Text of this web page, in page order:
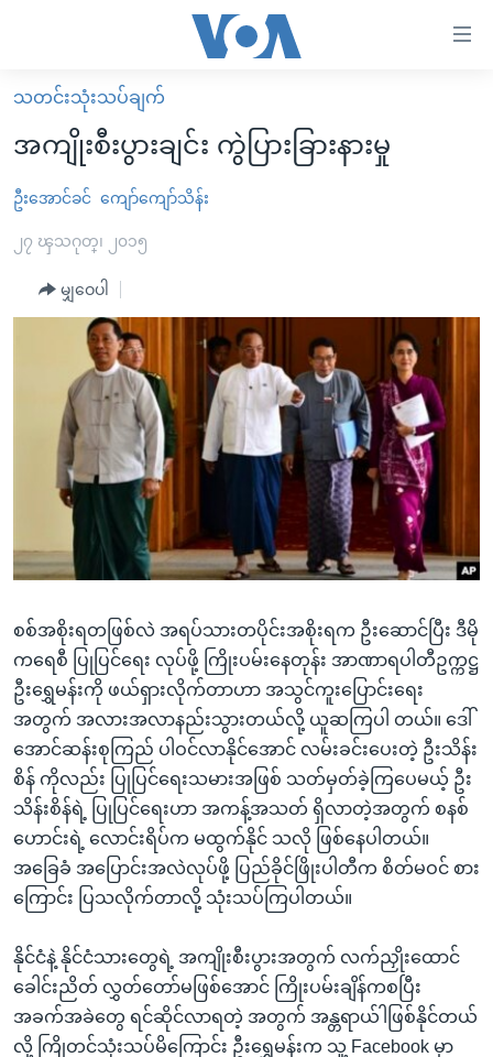
လွယ်ကူ
စေ
Link
များ
အကြောင်းအရာ
စာမျက်နှာ
ကျော်
ရန်
ရှာဖွေ
နေရာ
ကျော်
မူလစာမျက်နှာ
မြန်မာ
ကမ္ဘာ့သတင်းများ
နိုင်ငံတကာ
တရုတ်
အစ္စရေး-ပါလက်စတိုင်း
ဗွီဒီယို
ရပ်ဝန်းတခု လမ်းတခု အလွန်
အင်္ဂလိပ်စာလေ့လာမယ်
အမေရိကန်သုံးအီဒီယံ
မကြေးမုံရဲ့ အင်္ဂလိပ်စာ
ရုပ်ရှင်ထဲက အင်္ဂလိပ်စာ
သုတပဒေသာ အင်္ဂလိပ်စာ
အပတ်စဉ်ကဏ္ဍများ
ရေဒီယို
ရေဒီယိုနှင့်ရုပ်သံ အချက်အလက်များ
ရေဒီယို/တီဗွီအစီအစဉ်
Learning English
ဘာသာစကားများ
သတင်းသုံးသပ်ချက်
အကျိုးစီးပွားချင်း ကွဲပြားခြားနားမှု
ဦးအောင်ခင် ကျော်ကျော်သိန်း
၂၇ ၾသဂုတ္၊ ၂၀၁၅
မျှဝေပါ
စစ်အစိုးရတဖြစ်လဲ အရပ်သားတပိုင်းအစိုးရက ဦးဆောင်ပြီး ဒီမို
ကရေစီ ပြုပြင်ရေး လုပ်ဖို့ ကြိုးပမ်းနေတုန်း အာဏာရပါတီဥက္ကဋ္ဌ
ဦးရွှေမန်းကို ဖယ်ရှားလိုက်တာဟာ အသွင်ကူးပြောင်းရေး
အတွက် အလားအလာနည်းသွားတယ်လို့ ယူဆကြပါ တယ်။ ဒေါ်
အောင်ဆန်းစုကြည် ပါဝင်လာနိုင်အောင် လမ်းခင်းပေးတဲ့ ဦးသိန်း
စိန် ကိုလည်း ပြုပြင်ရေးသမားအဖြစ် သတ်မှတ်ခဲ့ကြပေမယ့် ဦး
သိန်းစိန်ရဲ့ ပြုပြင်ရေးဟာ အကန့်အသတ် ရှိလာတဲ့အတွက် စနစ်
ဟောင်းရဲ့ လောင်းရိပ်က မထွက်နိုင် သလို ဖြစ်နေပါတယ်။
အခြေခံ အပြောင်းအလဲလုပ်ဖို့ ပြည်ခိုင်ဖြိုးပါတီက စိတ်မဝင် စား
ကြောင်း ပြသလိုက်တာလို့ သုံးသပ်ကြပါတယ်။
နိုင်ငံနဲ့ နိုင်ငံသားတွေရဲ့ အကျိုးစီးပွားအတွက် လက်ညှိုးထောင်
ခေါင်းညိတ် လွှတ်တော်မဖြစ်အောင် ကြိုးပမ်းချိန်ကစပြီး
အခက်အခဲတွေ ရင်ဆိုင်လာရတဲ့ အတွက် အန္တရာယ်ါဖြစ်နိုင်တယ်
လို့ ကြိုတင်သုံးသပ်မိကြောင်း ဦးရွှေမန်းက သူ့ Facebook မှာ